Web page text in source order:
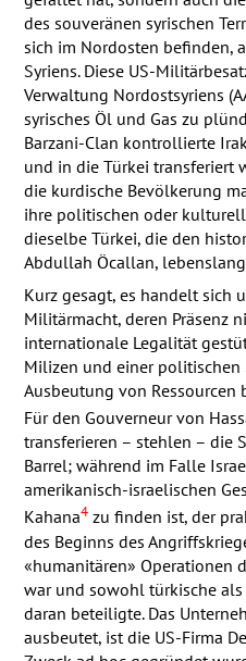
des souveränen syrischen
sich im Nordosten befinden,
Syriens. Diese US-
Verwaltung Nordostsyriens (
syrisches Öl und Gas zu
Barzani-Clan kontrollierte
und in die Türkei transferiert
die kurdische Bevölkerung
ihre politischen oder
dieselbe Türkei, die den
Abdullah Öcallan,
Kurz gesagt, es handelt sich
Militärmacht, deren Präsenz
internationale Legalität
Milizen und einer
Ausbeutung von
Für den Gouverneur von
transferieren – stehlen – die
Barrel; während im Falle
amerikanisch-israelischen
Kahana4zu finden ist, der
des Beginns des
«humanitären» Operationen
war und sowohl türkische
daran beteiligte. Das
ausbeutet, ist die US-Firma